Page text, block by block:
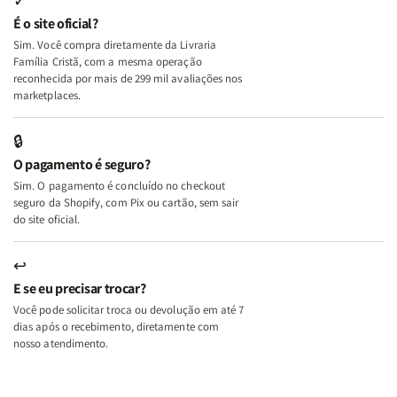
e
Deus
+
A
Mulher
Lar
+
A
Lar
É o site oficial?
Sim. Você compra diretamente da Livraria
Família Cristã, com a mesma operação
reconhecida por mais de 299 mil avaliações nos
marketplaces.
🔒
O pagamento é seguro?
Sim. O pagamento é concluído no checkout
seguro da Shopify, com Pix ou cartão, sem sair
do site oficial.
↩
E se eu precisar trocar?
Você pode solicitar troca ou devolução em até 7
dias após o recebimento, diretamente com
nosso atendimento.